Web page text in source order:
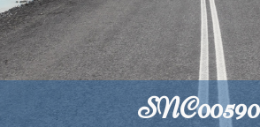
SNC00590